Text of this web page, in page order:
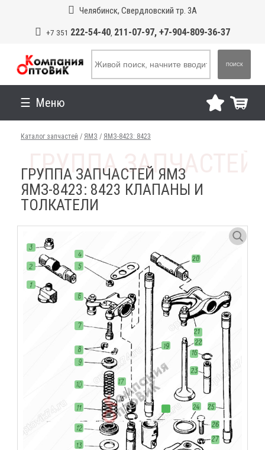
Челябинск, Свердловский тр. 3А
+7 351 222-54-40, 211-07-97, +7-904-809-36-37
ПОИСК
Меню
Каталог запчастей / ЯМЗ / ЯМЗ-8423: 8423
ГРУППА ЗАПЧАСТЕЙ ЯМЗ
ЯМЗ-8423: 8423 КЛАПАНЫ И
ТОЛКАТЕЛИ